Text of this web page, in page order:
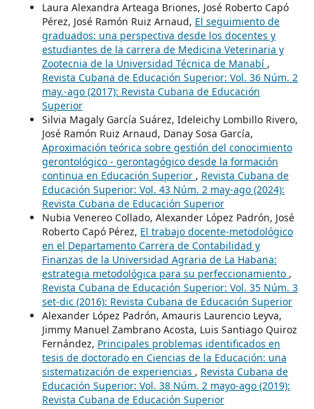
Laura Alexandra Arteaga Briones, José Roberto Capó
Pérez, José Ramón Ruiz Arnaud, El seguimiento de
graduados: una perspectiva desde los docentes y
estudiantes de la carrera de Medicina Veterinaria y
Zootecnia de la Universidad Técnica de Manabí ,
Revista Cubana de Educación Superior: Vol. 36 Núm. 2
may.-ago (2017): Revista Cubana de Educación
Superior
Silvia Magaly García Suárez, Ideleichy Lombillo Rivero,
José Ramón Ruiz Arnaud, Danay Sosa García,
Aproximación teórica sobre gestión del conocimiento
gerontológico - gerontagógico desde la formación
continua en Educación Superior , Revista Cubana de
Educación Superior: Vol. 43 Núm. 2 may-ago (2024):
Revista Cubana de Educación Superior
Nubia Venereo Collado, Alexander López Padrón, José
Roberto Capó Pérez, El trabajo docente-metodológico
en el Departamento Carrera de Contabilidad y
Finanzas de la Universidad Agraria de La Habana:
estrategia metodológica para su perfeccionamiento ,
Revista Cubana de Educación Superior: Vol. 35 Núm. 3
set-dic (2016): Revista Cubana de Educación Superior
Alexander López Padrón, Amauris Laurencio Leyva,
Jimmy Manuel Zambrano Acosta, Luis Santiago Quiroz
Fernández, Principales problemas identificados en
tesis de doctorado en Ciencias de la Educación: una
sistematización de experiencias , Revista Cubana de
Educación Superior: Vol. 38 Núm. 2 mayo-ago (2019):
Revista Cubana de Educación Superior